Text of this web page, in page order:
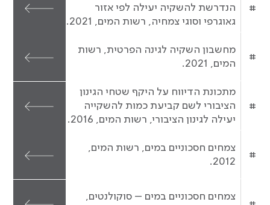
הנדרשת להשקיה יעילה לפי אזור
גאוגרפי וסוגי צמחיה, רשות המים, 2021.
#
מחשבון השקיה לגינה הפרטית, רשות
המים, 2021.
#
מתכונת הדיווח על היקף שטחי הגינון
הציבורי לשם קביעת כמות להשקייה
יעילה לגינון הציבורי, רשות המים, 2016.
#
צמחים חסכוניים במים, רשות המים,
2012.
#
צמחים חסכוניים במים – סוקולנטים,